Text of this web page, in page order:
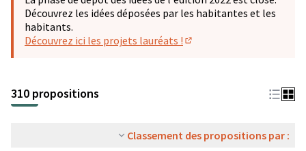
Découvrez les idées déposées par les habitantes et les
habitants.
Découvrez ici les projets lauréats !
310 propositions
Classement des propositions par :